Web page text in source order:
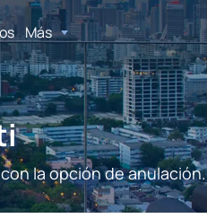
Más
la opción de anulación.